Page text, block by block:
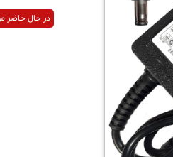
در حال حاضر